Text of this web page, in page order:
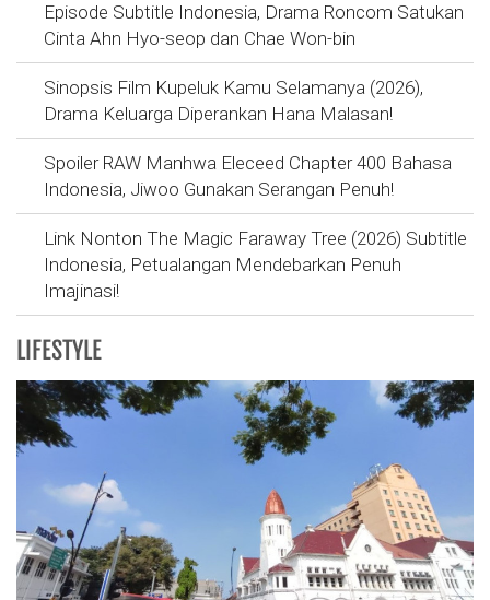
Episode Subtitle Indonesia, Drama Roncom Satukan
Cinta Ahn Hyo-seop dan Chae Won-bin
Sinopsis Film Kupeluk Kamu Selamanya (2026),
Drama Keluarga Diperankan Hana Malasan!
Spoiler RAW Manhwa Eleceed Chapter 400 Bahasa
Indonesia, Jiwoo Gunakan Serangan Penuh!
Link Nonton The Magic Faraway Tree (2026) Subtitle
Indonesia, Petualangan Mendebarkan Penuh
Imajinasi!
LIFESTYLE